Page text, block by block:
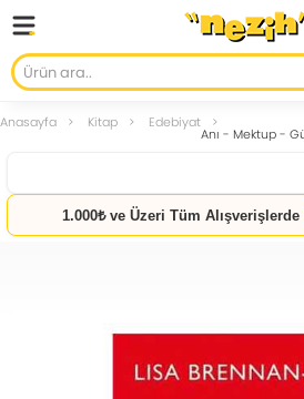
Anasayfa Kitap Edebiyat
Anı - Mektup -
1.000₺ ve Üzeri Tüm Alışverişlerde